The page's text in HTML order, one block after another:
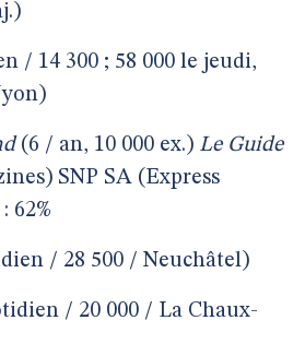
/ 14 300 ; 58 000 le jeudi,
(6 / an, 10 000 ex.) Le Guide
SNP SA (Express
62%
/ 28 500 / Neuchâtel)
/ 20 000 / La Chaux-